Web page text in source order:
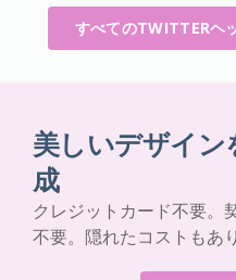
すべてのTWITTERヘ
美しいデザイン
成
クレジットカード不要。
不要。隠れたコストもあ